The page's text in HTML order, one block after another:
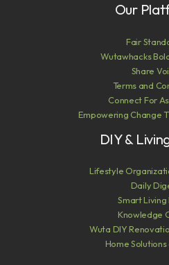
Our
Fair
Wutawhacks
Share
Terms and
Connect For
Empowering Change
DIY &
Lifestyle
Daily
Smart Living
Knowledge
Wuta DIY
Home Solutions